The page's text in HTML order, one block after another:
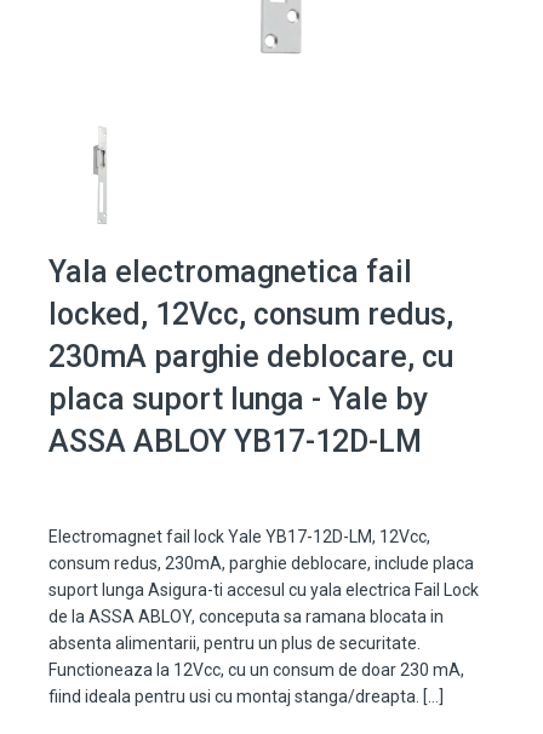
Yala electromagnetica fail
locked, 12Vcc, consum redus,
230mA parghie deblocare, cu
placa suport lunga - Yale by
ASSA ABLOY YB17-12D-LM
Electromagnet fail lock Yale YB17-12D-LM, 12Vcc,
consum redus, 230mA, parghie deblocare, include placa
suport lunga Asigura-ti accesul cu yala electrica Fail Lock
de la ASSA ABLOY, conceputa sa ramana blocata in
absenta alimentarii, pentru un plus de securitate.
Functioneaza la 12Vcc, cu un consum de doar 230 mA,
fiind ideala pentru usi cu montaj stanga/dreapta. […]